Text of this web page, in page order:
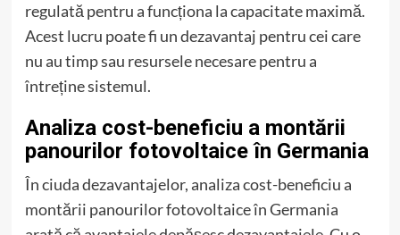
regulată pentru a funcționa la capacitate maximă.
Acest lucru poate fi un dezavantaj pentru cei care
nu au timp sau resursele necesare pentru a
întreține sistemul.
Analiza cost-beneficiu a montării
panourilor fotovoltaice în Germania
În ciuda dezavantajelor, analiza cost-beneficiu a
montării panourilor fotovoltaice în Germania